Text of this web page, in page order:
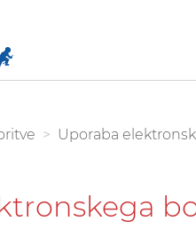
Uporaba